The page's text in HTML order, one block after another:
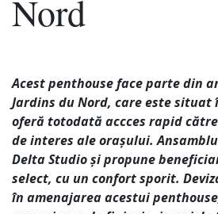
Nord
Acest penthouse face parte din
Jardins du Nord, care este
oferă totodată accces rapid
de interes ale orașului.
Delta Studio și propune
select, cu un confort sporit.
în amenajarea acestui